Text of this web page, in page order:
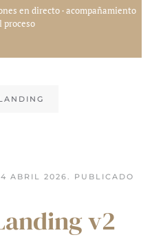
en directo · acompañamiento
proceso
ABRIL 2026. PUBLICADO
v2